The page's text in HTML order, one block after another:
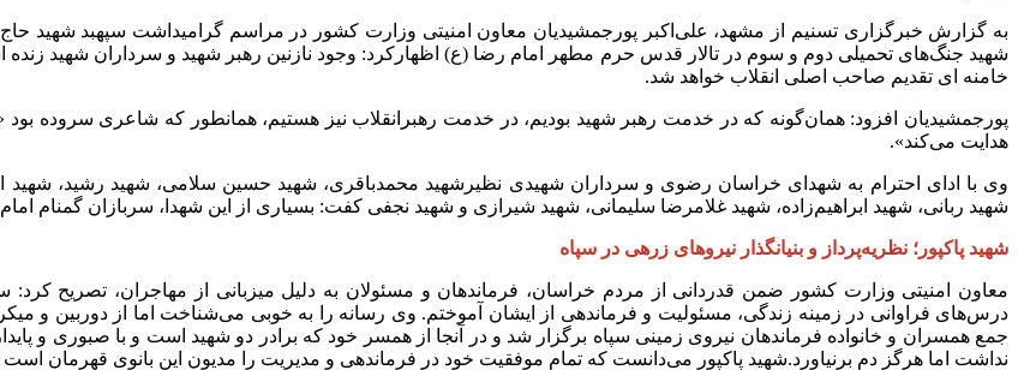
به گزارش خبرگزاری تسنیم از مشهد، علی‌اکبر پورجمشیدیان‌ معاون امنیتی ‌وزارت کشور ‌در مراسم گرامیداشت سپهبد شهید حاج
شهید جنگ‌های تحمیلی دوم و سوم در تالار قدس حرم مطهر امام رضا (ع) اظهارکرد: وجود نازنین رهبر شهید و سرداران شهید
خامنه ای تقدیم صاحب اصلی انقلاب خواهد شد.
پورجمشیدیان افزود: همان‌گونه که در خدمت رهبر شهید بودیم، در خدمت رهبرانقلاب نیز هستیم، همانطور که شاعری سروده
هدایت می‌کند».
وی با ادای احترام به شهدای خراسان رضوی و سرداران شهیدی نظیرشهید محمدباقری، شهید حسین سلامی، شهید رشید، شهید
شهید ربانی، شهید ابراهیم‌زاده، شهید غلامرضا سلیمانی، شهید شیرازی و شهید نجفی کفت: بسیاری از این شهدا، سربازان گمنام امام
شهید پاکپور؛ نظریه‌پرداز و بنیانگذار نیروهای زرهی در سپاه
معاون امنیتی ‌وزارت کشور ‌ضمن قدردانی از مردم خراسان، فرماندهان و مسئولان به دلیل میزبانی از مهاجران، تصریح کرد:
درس‌های فراوانی در زمینه زندگی، مسئولیت و فرماندهی از ایشان آموختم. وی رسانه را به خوبی می‌شناخت اما از دوربین و
جمع همسران و خانواده فرماندهان نیروی زمینی سپاه برگزار شد و در آنجا از همسر خود که برادر دو شهید است و با صبوری و
نداشت اما هرگز دم برنیاورد.شهید پاکپور می‌دانست که تمام موفقیت خود در فرماندهی و مدیریت را مدیون این بانوی قهرمان